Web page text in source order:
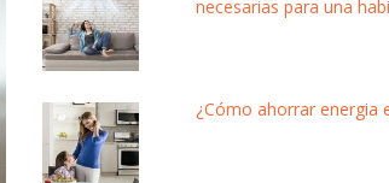
necesarias para una
¿Cómo ahorrar energia